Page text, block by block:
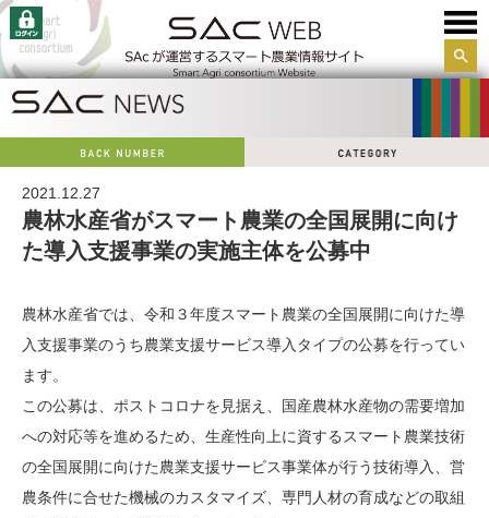
サイ
2021.12.27
農林水産省がスマート農業の全国展開に向け
た導入支援事業の実施主体を公募中
農林水産省では、令和３年度スマート農業の全国展開に向けた導
入支援事業のうち農業支援サービス導入タイプの公募を行ってい
ます。
この公募は、ポストコロナを見据え、国産農林水産物の需要増加
への対応等を進めるため、生産性向上に資するスマート農業技術
の全国展開に向けた農業支援サービス事業体が行う技術導入、営
農条件に合せた機械のカスタマイズ、専門人材の育成などの取組